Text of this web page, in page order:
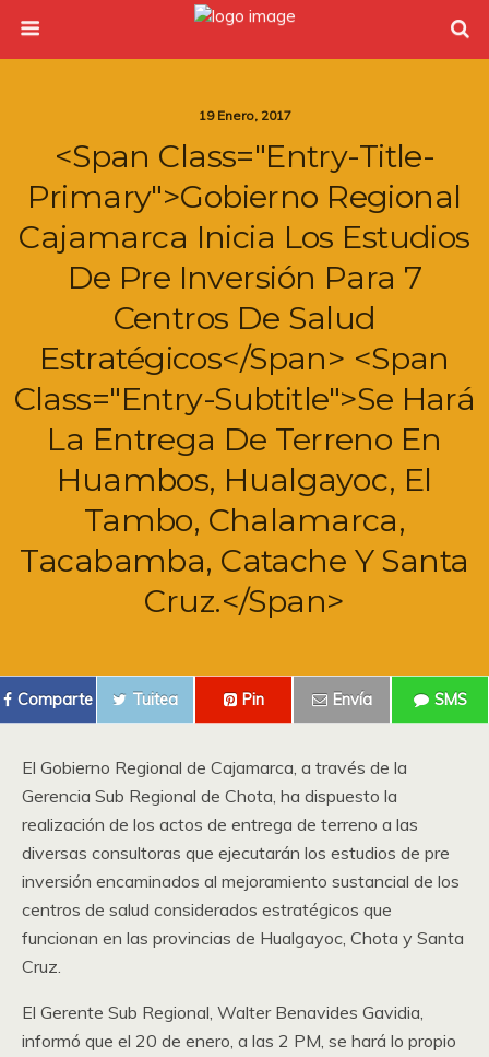
19 Enero, 2017
<span Class="entry-Title-
Primary">Gobierno Regional
Cajamarca Inicia Los Estudios
De Pre Inversión Para 7
Centros De Salud
Estratégicos</span> <span
Class="entry-Subtitle">Se Hará
La Entrega De Terreno En
Huambos, Hualgayoc, El
Tambo, Chalamarca,
Tacabamba, Catache Y Santa
Cruz.</span>
Comparte Tuitea Pin Envía SMS
El Gobierno Regional de Cajamarca, a través de la
Gerencia Sub Regional de Chota, ha dispuesto la
realización de los actos de entrega de terreno a las
diversas consultoras que ejecutarán los estudios de pre
inversión encaminados al mejoramiento sustancial de los
centros de salud considerados estratégicos que
funcionan en las provincias de Hualgayoc, Chota y Santa
Cruz.
El Gerente Sub Regional, Walter Benavides Gavidia,
informó que el 20 de enero, a las 2 PM, se hará lo propio